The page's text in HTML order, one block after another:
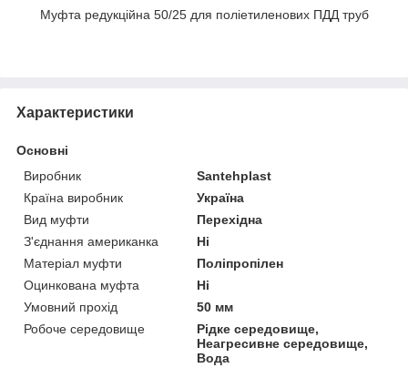
Муфта редукційна 50/25 для поліетиленових ПДД труб
Характеристики
Основні
Виробник
Santehplast
Країна виробник
Україна
Вид муфти
Перехідна
З'єднання американка
Ні
Матеріал муфти
Поліпропілен
Оцинкована муфта
Ні
Умовний прохід
50 мм
Робоче середовище
Рідке середовище,
Неагресивне середовище,
Вода